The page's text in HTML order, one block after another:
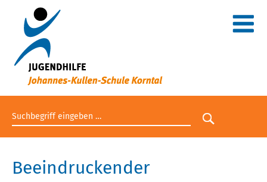
Suchbegriff eingeben
Suche
Beeindruckender